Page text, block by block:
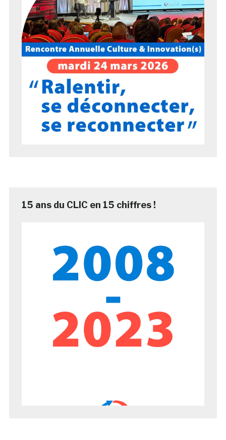
15 ans du CLIC en 15 chiffres !